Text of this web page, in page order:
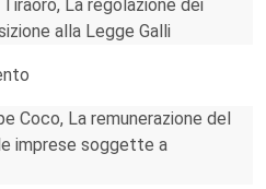
La regolazione dei
alla Legge Galli
Coco, La remunerazione del
imprese soggette a